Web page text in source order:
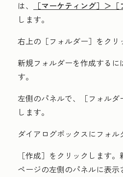
は、
［マーケティング］＞
します。
右上の ［フォルダー］をクリ
新規フォルダーを作成するに
す。
左側のパネルで、［フォルダ
します。
ダイアログボックスに フォル
［作成］ をクリックします。
ページの左側のパネルに表示